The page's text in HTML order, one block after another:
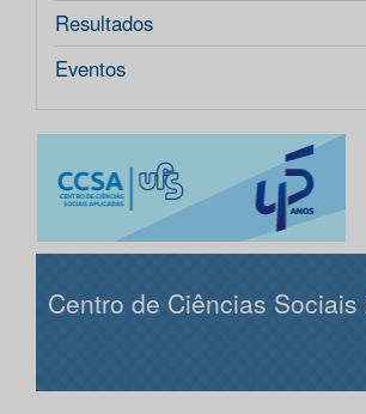
Resultados
Eventos
Centro de Ciências